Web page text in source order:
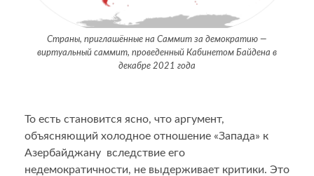
Страны, приглашённые на Саммит за демократию —
виртуальный саммит, проведенный Кабинетом Байдена в
декабре 2021 года
То есть становится ясно, что аргумент,
объясняющий холодное отношение «Запада» к
Азербайджану вследствие его
недемократичности, не выдерживает критики. Это